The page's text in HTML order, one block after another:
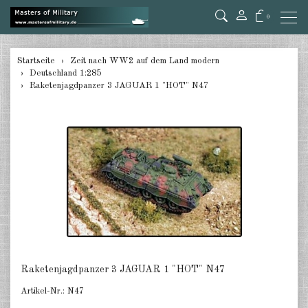
0
zurück
Deutschland 1:285
USA Artillery 1:285
USA andere 1:285
Kanada 1:285
Großbritannien & Commonwealth
Schweden 1:285
Startseite
Zeit nach WW2 auf dem Land modern
Deutschland 1:285
Raketenjagdpanzer 3 JAGUAR 1 "HOT" N47
Raketenjagdpanzer 3 JAGUAR 1 "HOT" N47
Artikel-Nr.: N47